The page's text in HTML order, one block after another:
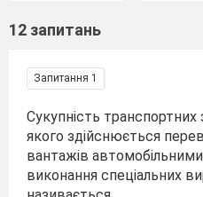
12 запитань
Запитання 1
Сукупність
якого здійснюється
вантажів
виконання спеціальних